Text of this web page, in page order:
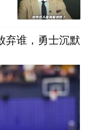
弃谁，勇士沉默